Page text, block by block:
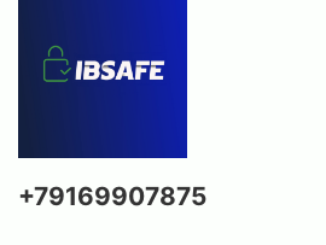
отверстия для крепления к
позволяет закрепить сейф.
вписаться в любой
+79169907875